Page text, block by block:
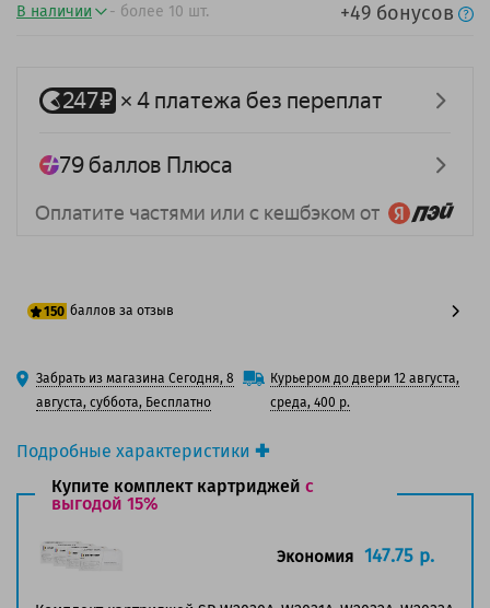
Подробные характеристики
Производитель принтера:HP
Производитель:Solution Print
Оригинальность:
В наличии - более 10 шт. +49 бонусов
150 баллов за отзыв
125 баллов
150 баллов
Забрать из магазина Сегодня, 8
августа, суббота, Бесплатно
Курьером до двери 12 августа,
среда, 400 р.
Купите комплект картриджей с
выгодой 15%
Экономия 147.75 р.